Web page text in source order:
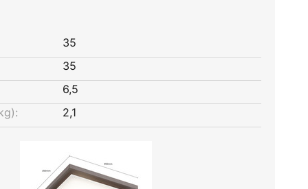
35
35
6,5
2,1